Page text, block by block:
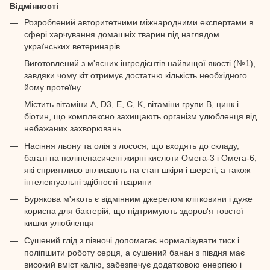
Відмінності
Розроблений авторитетними міжнародними експертами в
сфері харчування домашніх тварин під наглядом
українських ветеринарів
Виготовлений з м'ясних інгредієнтів найвищої якості (№1),
завдяки чому кіт отримує достатню кількість необхідного
йому протеїну
Містить вітаміни А, D3, E, C, K, вітаміни групи В, цинк і
біотин, що комплексно захищають організм улюбленця від
небажаних захворювань
Насіння льону та олія з лосося, що входять до складу,
багаті на поліненасичені жирні кислоти Омега-3 і Омега-6,
які сприятливо впливають на стан шкіри і шерсті, а також
інтелектуальні здібності тварини
Бурякова м'якоть є відмінним джерелом клітковини і дуже
корисна для бактерій, що підтримують здоров'я товстої
кишки улюбленця
Сушений глід з півночі допомагає нормалізувати тиск і
поліпшити роботу серця, а сушений банан з півдня має
високий вміст калію, забезпечує додатковою енергією і